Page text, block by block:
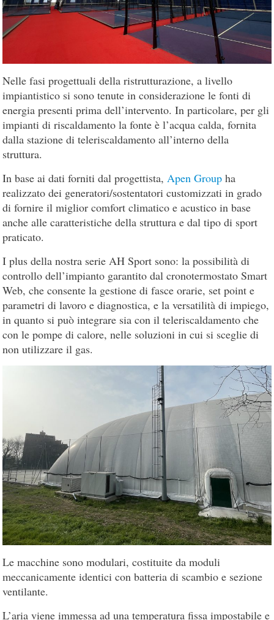
Nelle fasi progettuali della ristrutturazione, a livello
impiantistico si sono tenute in considerazione le fonti di
energia presenti prima dell’intervento. In particolare, per gli
impianti di riscaldamento la fonte è l’acqua calda, fornita
dalla stazione di teleriscaldamento all’interno della
struttura.
In base ai dati forniti dal progettista,Apen Group ha
realizzato dei generatori/sostentatori customizzati in grado
di fornire il miglior comfort climatico e acustico in base
anche alle caratteristiche della struttura e dal tipo di sport
praticato.
I plus della nostra serie AH Sport sono: la possibilità di
controllo dell’impianto garantito dal cronotermostato Smart
Web, che consente la gestione di fasce orarie, set point e
parametri di lavoro e diagnostica, e la versatilità di impiego,
in quanto si può integrare sia con il teleriscaldamento che
con le pompe di calore, nelle soluzioni in cui si sceglie di
non utilizzare il gas.
Le macchine sono modulari, costituite da moduli
meccanicamente identici con batteria di scambio e sezione
ventilante.
L’aria viene immessa ad una temperatura fissa impostabile e